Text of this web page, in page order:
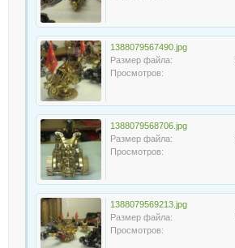
1388079567490.jpg
Размер файла:
Просмотров:
1388079568706.jpg
Размер файла:
Просмотров:
1388079569213.jpg
Размер файла:
Просмотров: